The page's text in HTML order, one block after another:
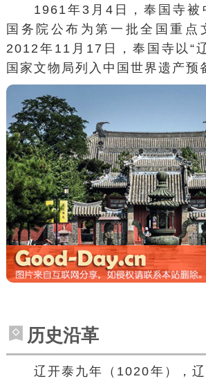
1961年3月4日，奉国寺被
国务院公布为第一批全国重点
2012年11月17日，奉国寺以“
国家文物局列入中国世界遗产预
历史沿革
辽开泰九年（1020年），